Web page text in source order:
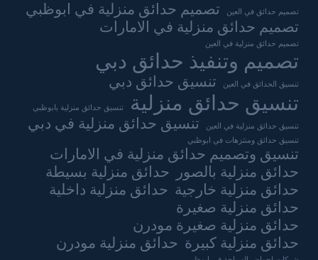
تصميم حدائق في العين
تصميم حدائق منزلية في ابوظبي
تصميم حدائق منزلية في الامارات
تصميم حدائق منزلية في العين
تصميم وتنفيذ حدائق دبي
تنسيق الحدائق في العين تنسيق حدائق دبي
تنسيق حدائق منزلية تنسيق حدائق منزلية بابوظبي
تنسيق حدائق منزلية في العين تنسيق حدائق منزلية في دبي
تنسيق حدائق ومنتزهات في ابوظبي
تنسيق وتصميم حدائق منزلية في الامارات
حدائق منزلية بالصور
حدائق منزلية بسيطة
حدائق منزلية خارجية حدائق منزلية داخلية
حدائق منزلية صغيرة
حدائق منزلية صغيرة مودرن
حدائق منزلية كبيرة حدائق منزلية مودرن